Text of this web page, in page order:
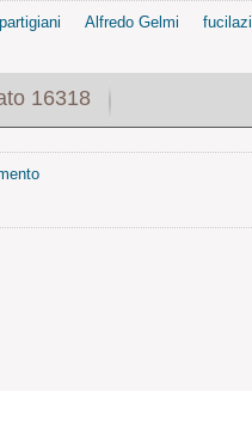
Alfredo Gelmi
16318